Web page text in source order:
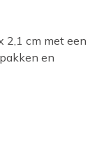
2,1 cm met een
en